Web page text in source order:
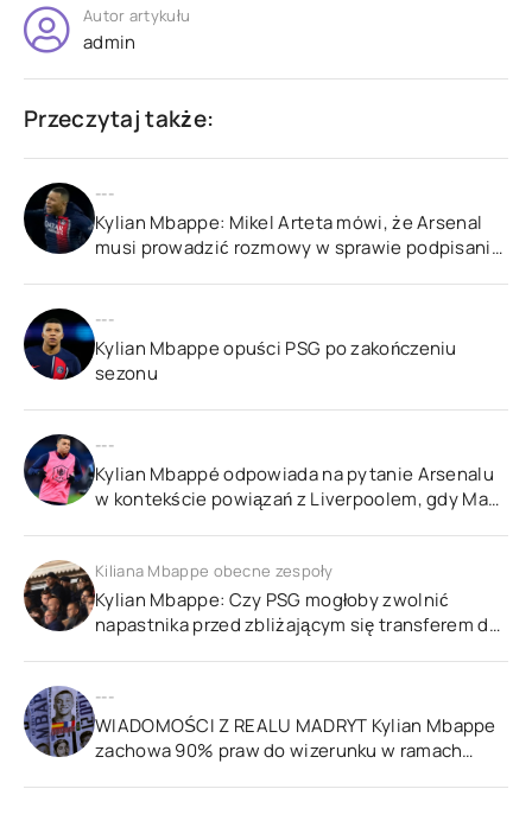
marzenie
supergwiazdy
po
zakończeniu
letniego
transferu
Autor artykułu
admin
Przeczytaj także:
---
Kylian Mbappe: Mikel Arteta mówi, że Arsenal
musi prowadzić rozmowy w sprawie podpisania
---
Kylian Mbappe opuści PSG po zakończeniu
sezonu
---
Kylian Mbappé odpowiada na pytanie Arsenalu
w kontekście powiązań z Liverpoolem, gdy Man
Kiliana Mbappe obecne zespoły
Kylian Mbappe: Czy PSG mogłoby zwolnić
napastnika przed zbliżającym się transferem do
---
WIADOMOŚCI Z REALU MADRYT Kylian Mbappe
zachowa 90% praw do wizerunku w ramach